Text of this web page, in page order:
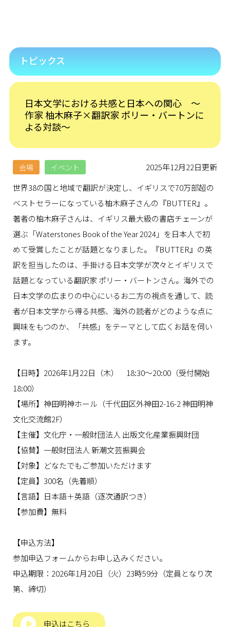
トピックス
日本文学における共感と日本への関心 ～
作家 柚木麻子×翻訳家 ポリー・バートンに
よる対談～
会場 イベント
2025年12月22日更新
世界38の国と地域で翻訳が決定し、イギリスで70万部超の
ベストセラーになっている柚木麻子さんの『BUTTER』。
著者の柚木麻子さんは、イギリス最大級の書店チェーンが
選ぶ「Waterstones Book of the Year 2024」を日本人で初
めて受賞したことが話題となりました。『BUTTER』の英
訳を担当したのは、手掛ける日本文学が次々とイギリスで
話題となっている翻訳家 ポリー・バートンさん。海外での
日本文学の広まりの中心にいるお二方の視点を通して、読
者が日本文学から得る共感、海外の読者がどのような点に
興味をもつのか、「共感」をテーマとして広くお話を伺い
ます。
【日時】 2026年1月22日（木） 18:30～20:00（受付開始
18:00）
【場所】神田明神ホール（千代田区外神田2-16-2神田明神
文化交流館2F）
【主催】文化庁・一般財団法人 出版文化産業振興財団
【協賛】一般財団法人 新潮文芸振興会
【対象】どなたでもご参加いただけます
【定員】300名（先着順）
【言語】日本語＋英語（逐次通訳つき）
【参加費】無料
【申込方法】
参加申込フォームからお申し込みください。
申込期限： 2026年1月20日（火） 23時59分（定員となり次
第、締切）
申込はこちら